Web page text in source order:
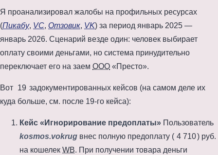
Я проанализировал жалобы на профильных ресурсах
(Пикабу, VC, Отзовик, VK) за период январь 2025 —
январь 2026. Сценарий везде один: человек выбирает
оплату своими деньгами, но система принудительно
переключает его на заем ООО «Престо».
Вот 19 задокументированных кейсов (на самом деле их
куда больше, см. после 19-го кейса):
Кейс «Игнорирование предоплаты» Пользователь
kosmos.vokrug внес полную предоплату ( 4 710) руб.
на кошелек WB. При получении товара деньги